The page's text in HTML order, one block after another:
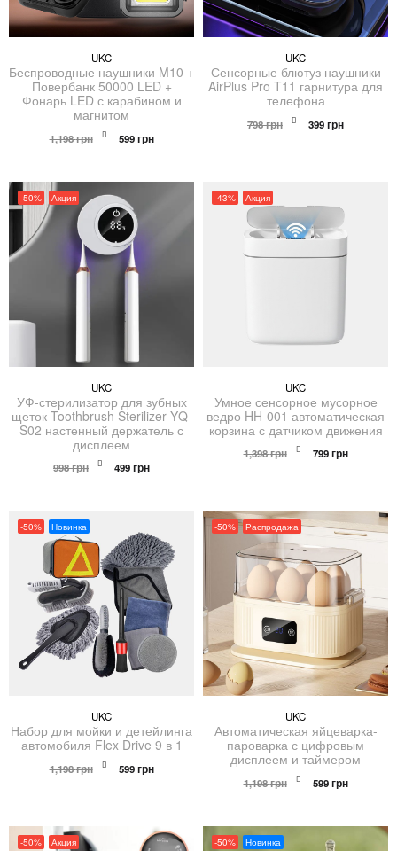
UKC
Беспроводные наушники M10 +
Повербанк 50000 LED +
Фонарь LED с карабином и
магнитом
1,198грн
Первоначальная
цена
599грнТекущая
UKC
Сенсорные блютуз наушники
AirPlus Pro T11 гарнитура для
телефона
798грн
Первоначальная
цена
399грнТекущая
-50% Акция
UKC
УФ-стерилизатор для зубных
щеток Toothbrush Sterilizer YQ-
S02 настенный держатель с
дисплеем
998грн
Первоначальная
499грнТекущая
-43% Акция
UKC
Умное сенсорное мусорное
ведро HH-001 автоматическая
корзина с датчиком движения
1,398грн
Первоначальная
799грнТекущая
-50% Новинка
UKC
Набор для мойки и детейлинга
автомобиля Flex Drive 9 в 1
1,198грн
Первоначальная
цена
599грнТекущая
-50% Распродажа
UKC
Автоматическая яйцеварка-
пароварка с цифровым
дисплеем и таймером
1,198грн
Первоначальная
цена
599грнТекущая
-50% Акция -50% Новинка